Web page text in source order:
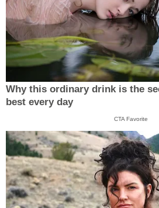
Why this ordinary drink is the
best every day
CTA Favorite